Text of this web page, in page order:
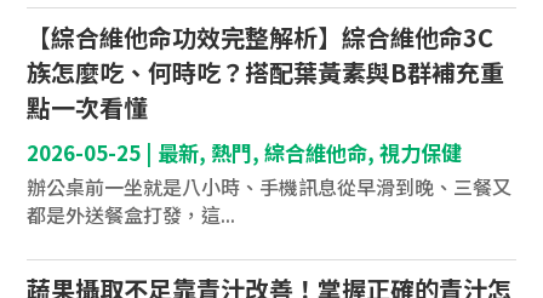
【綜合維他命功效完整解析】綜合維他命3C
族怎麼吃、何時吃？搭配葉黃素與B群補充重
點一次看懂
2026-05-25 | 最新, 熱門,綜合維他命,視力保健
辦公桌前一坐就是八小時、手機訊息從早滑到晚、三餐又
都是外送餐盒打發，這...
蔬果攝取不足靠青汁改善！掌握正確的青汁怎